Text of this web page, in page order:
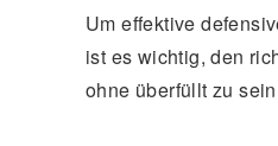
Um effektive
ist es wichtig, den
ohne überfüllt zu